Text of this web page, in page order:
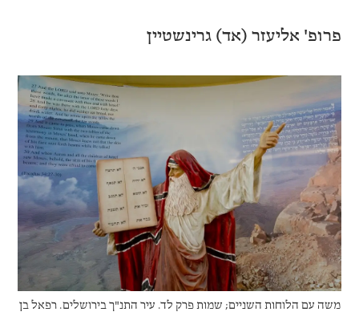
פרופ' אליעזר (אד) גרינשטיין
משה עם הלוחות השניים; שמות פרק לד. עיר התנ"ך בירושלים. רפאל בן